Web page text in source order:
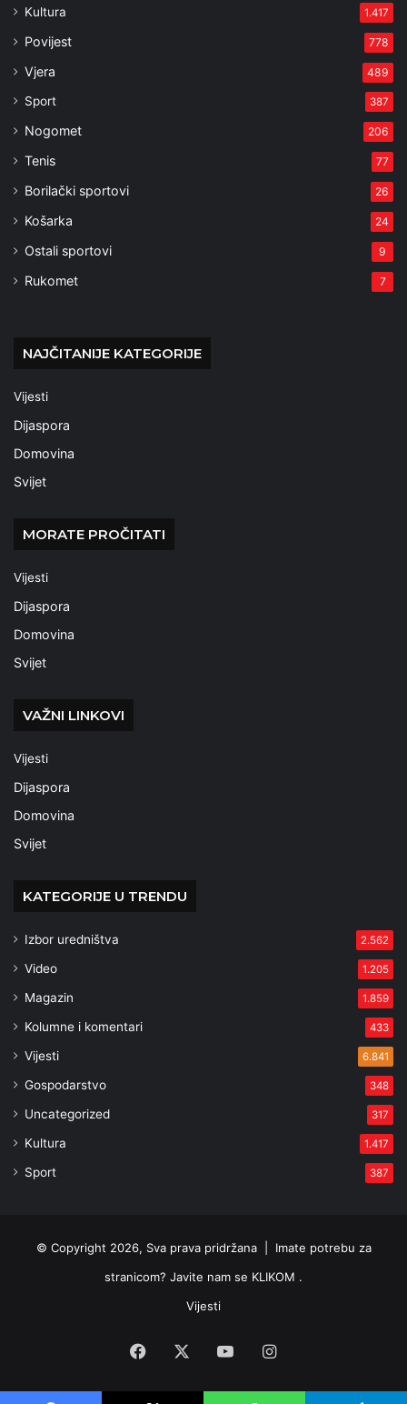
Kultura 1.417
Povijest 778
Vjera 489
Sport 387
Nogomet 206
Tenis 77
Borilački sportovi 26
Košarka 24
Ostali sportovi 9
Rukomet 7
NAJČITANIJE KATEGORIJE
Vijesti
Dijaspora
Domovina
Svijet
MORATE PROČITATI
Vijesti
Dijaspora
Domovina
Svijet
VAŽNI LINKOVI
Vijesti
Dijaspora
Domovina
Svijet
KATEGORIJE U TRENDU
Izbor uredništva 2.562
Video 1.205
Magazin 1.859
Kolumne i komentari 433
Vijesti 6.841
Gospodarstvo 348
Uncategorized 317
Kultura 1.417
Sport 387
© Copyright 2026, Sva prava pridržana | Imate potrebu za
stranicom? Javite nam se KLIKOM .
Vijesti
Facebook YouTubeInstagram